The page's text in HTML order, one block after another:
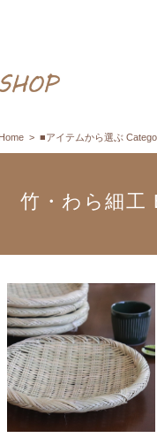
Home ■アイテムから選ぶ
竹・わら細工